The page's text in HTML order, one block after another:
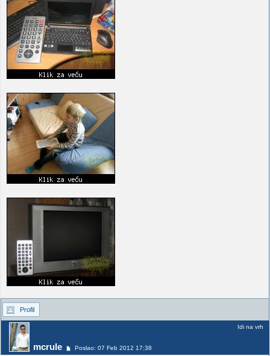
Profil
mcrule Poslao: 07 Feb 2012 17:38
Idi na vrh